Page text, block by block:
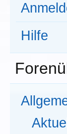
Hilfe